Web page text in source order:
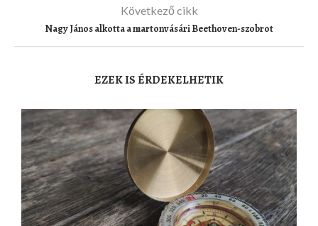
Következő cikk
Nagy János alkotta a martonvásári Beethoven-szobrot
EZEK IS ÉRDEKELHETIK